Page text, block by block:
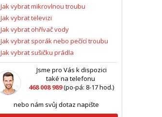
Jak vybrat mikrovlnou troubu
Jak vybrat televizi
Jak vybrat ohřívač vody
Jak vybrat sporák nebo pečící troubu
Jak vybrat sušičku prádla
Jsme pro Vás k dispozici
také na telefonu
468 008 989(po-pá: 8-17 hod.)
nebo nám svůj dotaz napište